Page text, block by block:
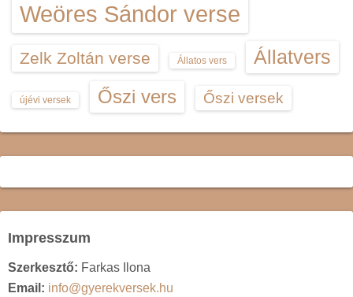
Weöres Sándor verse
Zelk Zoltán verse Állatos vers Állatvers
újévi versek Őszi vers Őszi versek
Impresszum
Szerkesztő: Farkas Ilona
Email: info@gyerekversek.hu